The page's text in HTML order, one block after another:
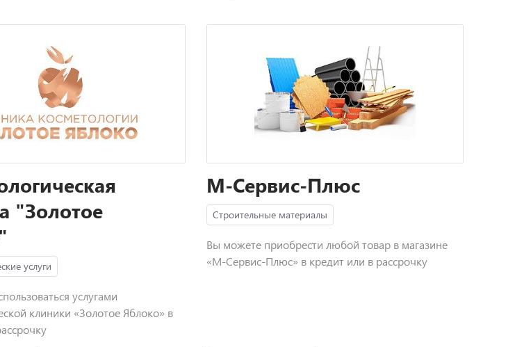
"Золотое
услуги
услугами
клиники «Золотое Яблоко» в
М-Сервис-Плюс
Строительные материалы
Вы можете приобрести любой товар в магазине
«М-Сервис-Плюс» в кредит или в рассрочку